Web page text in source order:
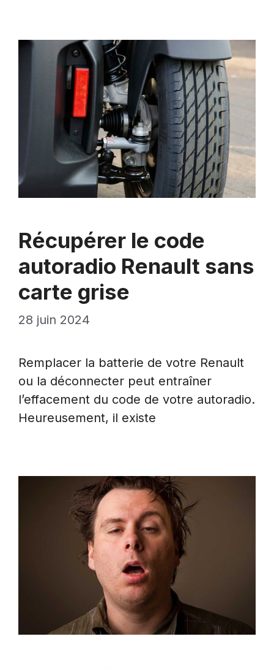
Récupérer le code
autoradio Renault sans
carte grise
28 juin 2024
Remplacer la batterie de votre Renault
ou la déconnecter peut entraîner
l’effacement du code de votre autoradio.
Heureusement, il existe